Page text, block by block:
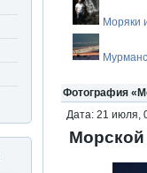
Моряки
Фотография
Дата: 21 июля,
Морской